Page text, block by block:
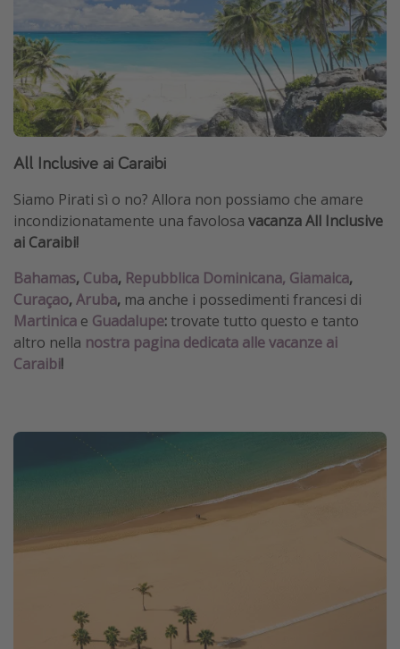
All Inclusive ai Caraibi
Siamo Pirati sì o no? Allora non possiamo che amare
incondizionatamente una favolosa vacanza All Inclusive
ai Caraibi!
Bahamas, Cuba, Repubblica Dominicana, Giamaica,
Curaçao, Aruba, ma anche i possedimenti francesi di
Martinica e Guadalupe: trovate tutto questo e tanto
altro nella nostra pagina dedicata alle vacanze ai
Caraibi!